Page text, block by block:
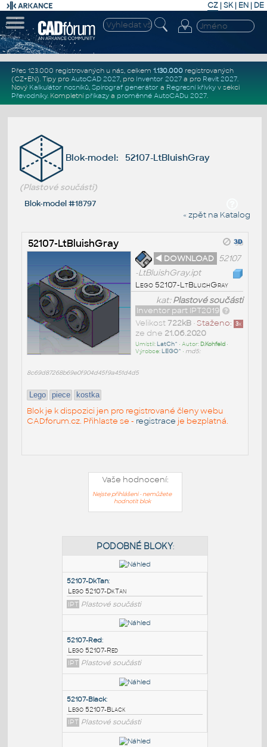
CZ | SK| EN | DE
Přes 123.000 registrovaných u nás, celkem 1.130.000registrovaných
(CZ+EN). Tipy pro AutoCAD 2027, pro Inventor 2027a pro Revit 2027.
Nový Kalkulátor nosníků, Spirograf generátor a Regresní křivkyv sekci
Převodníky. Kompletní příkazya proměnné AutoCADu 2027.
Blok-model: 52107-LtBluishGray
(Plastové součásti)
Blok-model #18797
« zpět na Katalog
52107-LtBluishGray
◄ DOWNLOAD 52107
-LtBluishGray.ipt
Lego 52107-LtBluishGray
kat:Plastové součásti
Inventor part IPT2019
Staženo: 3x
Velikost 722kB•
ze dne 21.06.2020
Umístil: LatCh^ • Autor: D.Kohfeld•
Výrobce: LEGO^ • md5:
8c69d87268b69e0f904d45f9a451d4d5
Lego piece kostka
Blok je k dispozici jen pro registrované členy webu
CADforum.cz. Přihlaste se - registrace je bezplatná.
Vaše hodnocení:
Nejste přihlášeni - nemůžete
hodnotit blok
52107-DkTan:
Lego 52107-DkTan
IPT Plastové součásti